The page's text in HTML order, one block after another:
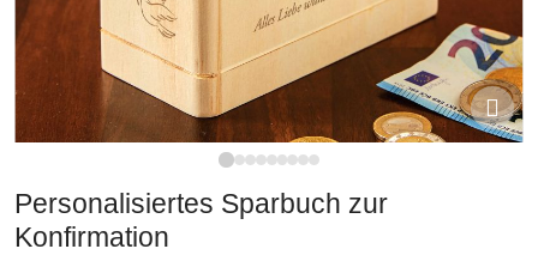
Personalisiertes Sparbuch zur
Konfirmation